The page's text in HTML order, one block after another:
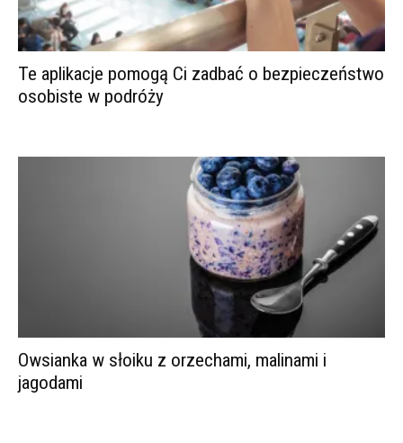
Te aplikacje pomogą Ci zadbać o bezpieczeństwo
osobiste w podróży
Owsianka w słoiku z orzechami, malinami i
jagodami